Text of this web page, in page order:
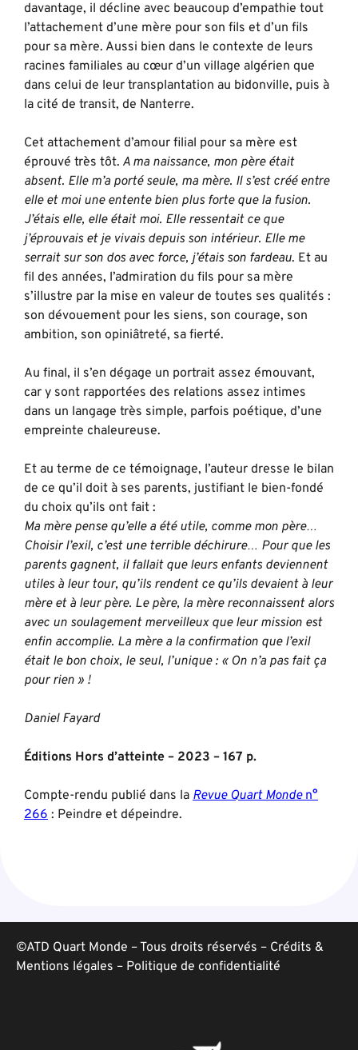
davantage, il décline avec beaucoup d’empathie tout
l’attachement d’une mère pour son fils et d’un fils
pour sa mère. Aussi bien dans le contexte de leurs
racines familiales au cœur d’un village algérien que
dans celui de leur transplantation au bidonville, puis à
la cité de transit, de Nanterre.
Cet attachement d’amour filial pour sa mère est
éprouvé très tôt. A ma naissance, mon père était
absent. Elle m’a porté seule, ma mère. Il s’est créé entre
elle et moi une entente bien plus forte que la fusion.
J’étais elle, elle était moi. Elle ressentait ce que
j’éprouvais et je vivais depuis son intérieur. Elle me
serrait sur son dos avec force, j’étais son fardeau. Et au
fil des années, l’admiration du fils pour sa mère
s’illustre par la mise en valeur de toutes ses qualités :
son dévouement pour les siens, son courage, son
ambition, son opiniâtreté, sa fierté.
Au final, il s’en dégage un portrait assez émouvant,
car y sont rapportées des relations assez intimes
dans un langage très simple, parfois poétique, d’une
empreinte chaleureuse.
Et au terme de ce témoignage, l’auteur dresse le bilan
de ce qu’il doit à ses parents, justifiant le bien-fondé
du choix qu’ils ont fait :
Ma mère pense qu’elle a été utile, comme mon père…
Choisir l’exil, c’est une terrible déchirure… Pour que les
parents gagnent, il fallait que leurs enfants deviennent
utiles à leur tour, qu’ils rendent ce qu’ils devaient à leur
mère et à leur père. Le père, la mère reconnaissent alors
avec un soulagement merveilleux que leur mission est
enfin accomplie. La mère a la confirmation que l’exil
était le bon choix, le seul, l’unique : « On n’a pas fait ça
pour rien » !
Daniel Fayard
Éditions Hors d’atteinte – 2023 – 167 p.
Compte-rendu publié dans la Revue Quart Monden°
266 : Peindre et dépeindre.
©ATD Quart Monde – Tous droits réservés – Crédits &
Mentions légales – Politique de confidentialité